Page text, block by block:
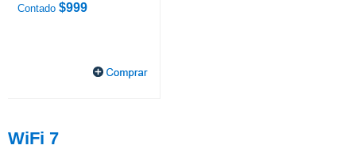
Contado $999
WiFi 7